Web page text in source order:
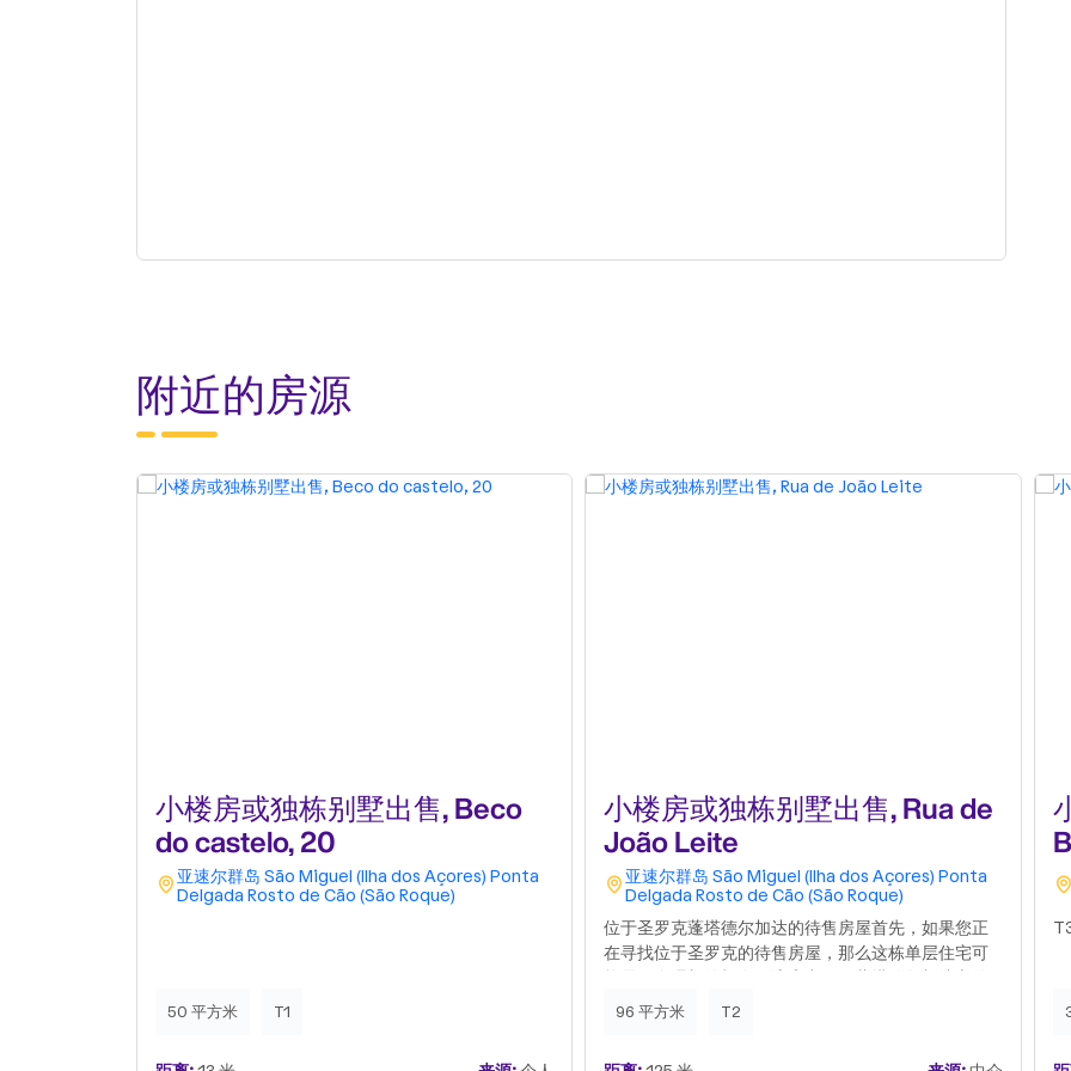
附近的房源
小楼房或独栋别墅出售, Beco
do castelo, 20
亚速尔群岛 São Miguel (Ilha dos Açores) Ponta
Delgada Rosto de Cão (São Roque)
50 平方米 T1
小楼房或独栋别墅出售, Rua de
João Leite
亚速尔群岛 São Miguel (Ilha dos Açores) Ponta
Delgada Rosto de Cão (São Roque)
位于圣罗克蓬塔德尔加达的待售房屋首先，如果您正
在寻找位于圣罗克的待售房屋，那么这栋单层住宅可
罗索杜康教区，地理位置优越，简单舒适，无论是自
96 平方米 T2